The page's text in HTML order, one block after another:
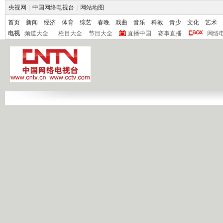
央视网 中国网络电视台 网站地图
首页 新闻 经济 体育 综艺 春晚 戏曲 音乐 科教 青少 文化
艺术
电视
频道大全 栏目大全 节目大全 直播中国 赛事直播 网络